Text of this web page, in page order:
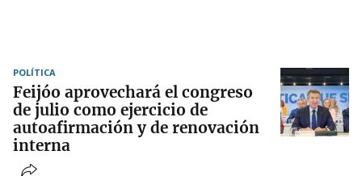
POLÍTICA
Feijóo aprovechará el congreso
de julio como ejercicio de
autoafirmación y de renovación
interna